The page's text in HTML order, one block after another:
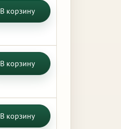
В корзину
В корзину
В корзину